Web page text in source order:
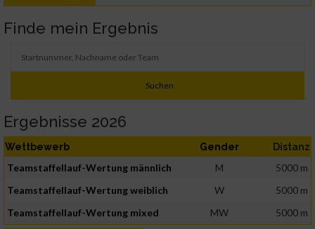
Finde mein Ergebnis
Ergebnisse 2026
Wettbewerb Gender Distanz
Teamstaffellauf-Wertung männlich M
5000 m
Teamstaffellauf-Wertung weiblich
W
5000 m
Teamstaffellauf-Wertung mixed
MW 5000 m